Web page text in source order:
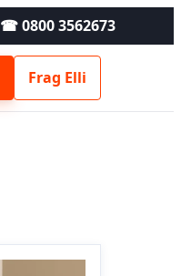
☎ 0800 3562673
Frag Elli